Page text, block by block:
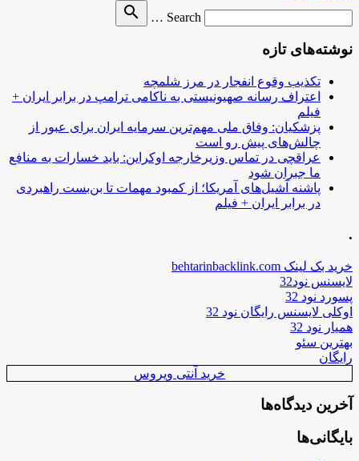
Search …
search
نوشته‌های تازه
تکذیب وقوع انفجار در مرز شلمچه
اعتراف رسانه صهیونیستی به ناکامی ترامپ در برابر ایران +
فیلم
پزشکیان: وفاق ملی مهم‌ترین سرمایه ایران برای عبور از
چالش‌های پیش رو است
عراقچی در تماس وزیرخارجه اوکراین: باید خسارات به منافع
ما جبران شود
پاشنه آشیل‌های آمریکا؛ از کمبود مهمات تا بن‌بست راهبردی
در برابر ایران + فیلم
.
خرید بک لینک behtarinbacklink.com
لایسنس نود32
پسورد نود 32
اوکلی لایسنس رایگان نود 32
همیار نود 32
بهترین سئو
رایگان
خرید آنتی ویروس
آخرین دیدگاه‌ها
بایگانی‌ها